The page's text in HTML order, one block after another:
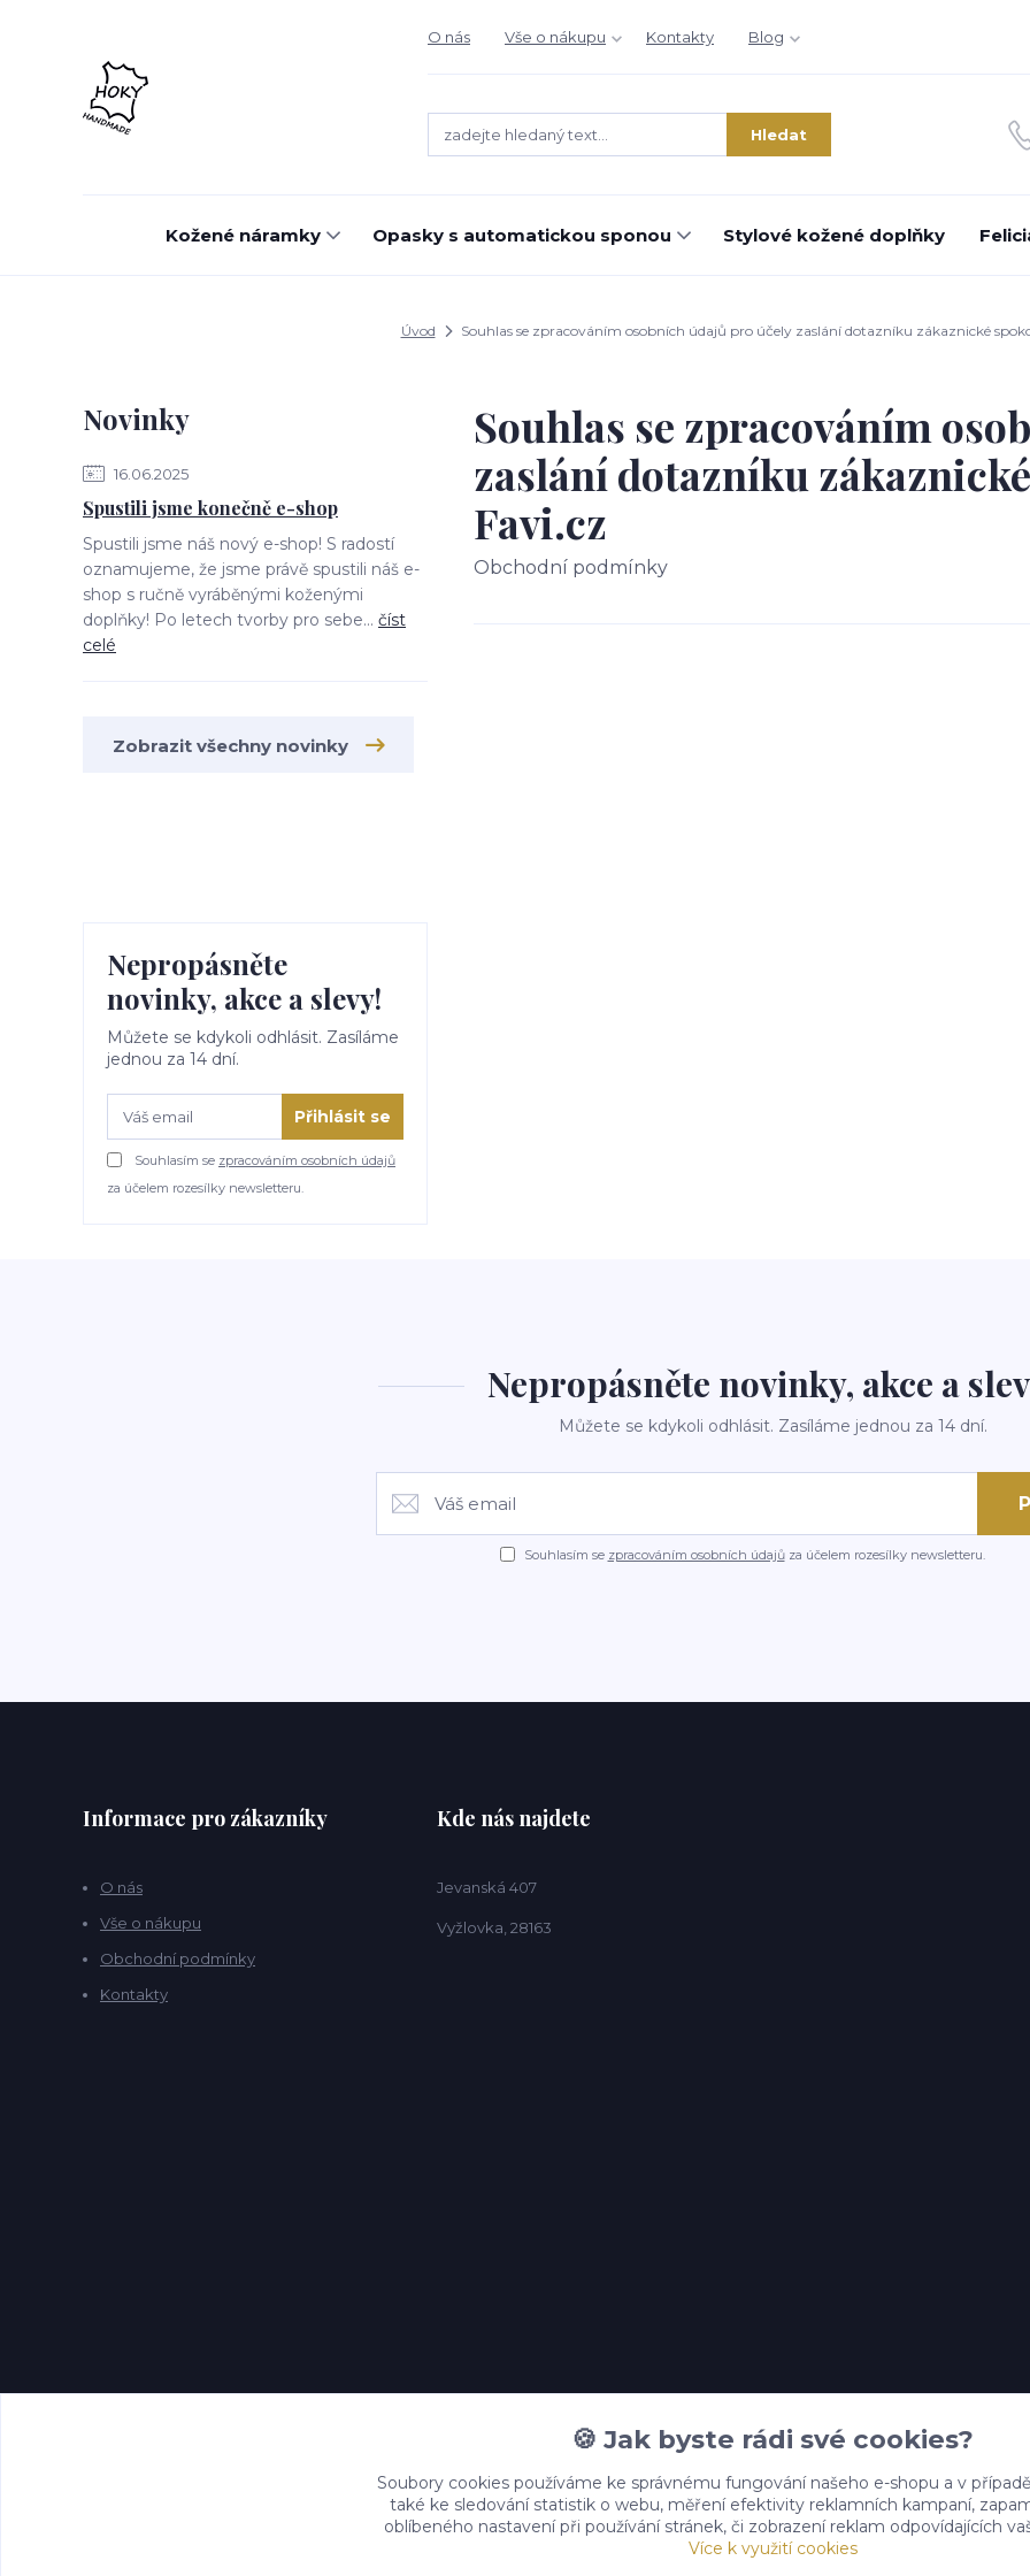
O nás Vše o nákupu Kontakty Blog
Hledat
Kožené náramky Opasky s automatickou sponou Stylové kožené doplňky
Úvod Souhlas se zpracováním osobních údajů pro účely zaslání dotazníku zákaznické
Novinky
16.06.2025
Spustili jsme konečně e-shop
Spustili jsme náš nový e-shop! S radostí
oznamujeme, že jsme právě spustili náš e-
shop s ručně vyráběnými koženými
doplňky! Po letech tvorby pro sebe... číst
celé
Zobrazit všechny novinky
Nepropásněte
novinky, akce a slevy!
Můžete se kdykoli odhlásit. Zasíláme
jednou za 14 dní.
Přihlásit se
Souhlasím se zpracováním osobních údajů
za účelem rozesílky newsletteru.
Souhlas se zpracováním
zaslání dotazníku
Favi.cz
Obchodní podmínky
Nepropásněte novinky, akce a
Můžete se kdykoli odhlásit. Zasíláme jednou za 14 dní.
Souhlasím se zpracováním osobních údajůza účelem rozesílky newsletteru.
Informace pro zákazníky
O nás
Vše o nákupu
Obchodní podmínky
Kontakty
Kde nás najdete
Jevanská 407
Vyžlovka, 28163
🍪 Jak byste rádi své cookies?
Soubory cookies používáme ke správnému fungování našeho e-shopu a v
také ke sledování statistik o webu, měření efektivity reklamních kampaní,
oblíbeného nastavení při používání stránek, či zobrazení reklam odpovídajících
Více k využití cookies